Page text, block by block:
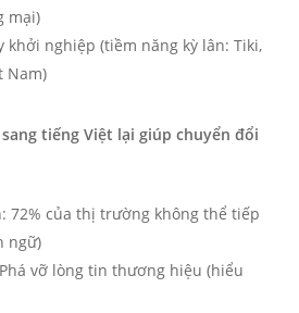
mại)
khởi nghiệp (tiềm năng kỳ lân: Tiki,
Nam)
tiếng Việt lại giúp chuyển đổi
72% của thị trường không thể tiếp
ngữ)
vỡ lòng tin thương hiệu (hiểu